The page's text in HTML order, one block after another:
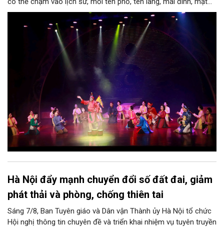
hồ, nếp nhà, câu hát, món ăn, làn điệu, nghề thủ công đều có
thể kể một câu chuyện về chiều sâu văn hiến của dân tộc.
Nhưng trong kỷ nguyên mới, câu hỏi đặt ra không chỉ Hà Nội có
bao nhiêu di sản, bao nhiêu văn nghệ sĩ, trí thức, không gian ký
ức, mà là làm thế nào để những giá trị ấy trở thành nguồn lực
phát triển, thành sức mạnh mềm, thành động lực sáng tạo,
thành năng lực cạnh tranh của Thủ đô.
Hà Nội đẩy mạnh chuyển đổi số đất đai, giảm
phát thải và phòng, chống thiên tai
Sáng 7/8, Ban Tuyên giáo và Dân vận Thành ủy Hà Nội tổ chức
Hội nghị thông tin chuyên đề và triển khai nhiệm vụ tuyên truyền